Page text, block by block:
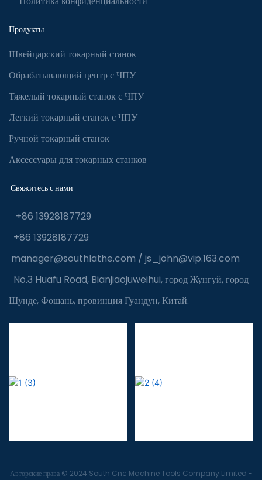
Продукты
Швейцарский токарный станок
Обрабатывающий центр с ЧПУ
Тяжелый токарный станок с ЧПУ
Легкий токарный станок с ЧПУ
Ручной токарный станок
Аксессуары для токарных станков
Свяжитесь с нами
+86 13928187729
+86 13928187729
manager@southlathe.com / js_john@vip.163.com
No.3 Huafu Road, Bianjiaojuweihui, город Жунгуй, город
Шунде, Фошань, провинция Гуандун, Китай.
Авторские права © 2024 South Cnc Machine Tools Company Limited -